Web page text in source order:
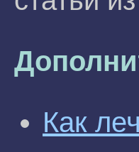
Как